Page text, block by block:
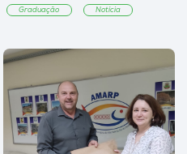
Graduação Notícia